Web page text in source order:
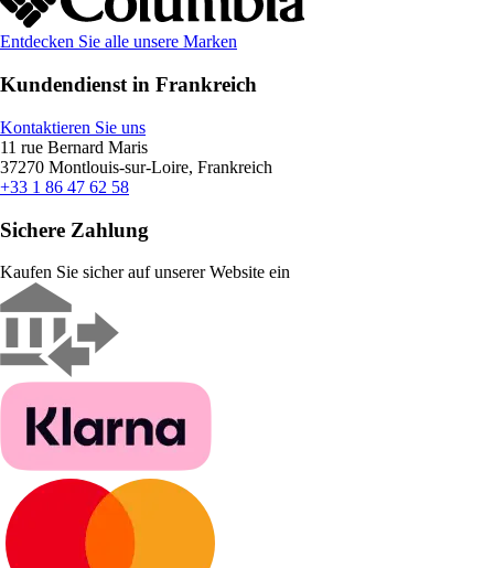
Entdecken Sie alle unsere Marken
Kundendienst in Frankreich
Kontaktieren Sie uns
11 rue Bernard Maris
37270 Montlouis-sur-Loire, Frankreich
+33 1 86 47 62 58
Sichere Zahlung
Kaufen Sie sicher auf unserer Website ein